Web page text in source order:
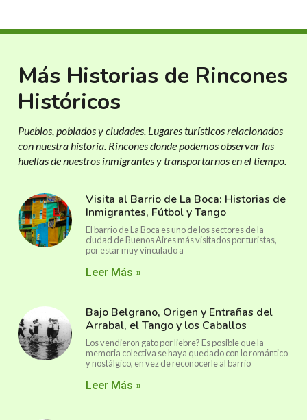
Más Historias de Rincones
Históricos
Pueblos, poblados y ciudades. Lugares turísticos relacionados
con nuestra historia. Rincones donde podemos observar las
huellas de nuestros inmigrantes y transportarnos en el tiempo.
Visita al Barrio de La Boca: Historias de
Inmigrantes, Fútbol y Tango
El barrio de La Boca es uno de los sectores de la
ciudad de Buenos Aires más visitados por turistas,
por estar muy vinculado a
Leer Más »
Bajo Belgrano, Origen y Entrañas del
Arrabal, el Tango y los Caballos
Los vendieron gato por liebre? Es posible que la
memoria colectiva se haya quedado con lo romántico
y nostálgico, en vez de reconocerle al barrio
Leer Más »